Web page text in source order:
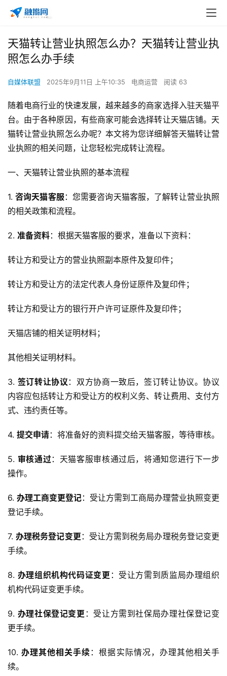
天猫转让营业执照怎么办？天猫转让营业执
照怎么办手续
自媒体联盟 2025年9月11日 上午10:35 电商运营 阅读 63
随着电商行业的快速发展，越来越多的商家选择入驻天猫平
台。由于各种原因，有些商家可能会选择转让天猫店铺。天
猫转让营业执照怎么办呢？本文将为您详细解答天猫转让营
业执照的相关问题，让您轻松完成转让流程。
一、天猫转让营业执照的基本流程
1. 咨询天猫客服：您需要咨询天猫客服，了解转让营业执照
的相关政策和流程。
2. 准备资料：根据天猫客服的要求，准备以下资料：
转让方和受让方的营业执照副本原件及复印件；
转让方和受让方的法定代表人身份证原件及复印件；
转让方和受让方的银行开户许可证原件及复印件；
天猫店铺的相关证明材料；
其他相关证明材料。
3. 签订转让协议 ：双方协商一致后，签订转让协议。协议
内容应包括转让方和受让方的权利义务、转让费用、支付方
式、违约责任等。
4. 提交申请：将准备好的资料提交给天猫客服，等待审核。
5. 审核通过：天猫客服审核通过后，将通知您进行下一步
操作。
6. 办理工商变更登记：受让方需到工商局办理营业执照变更
登记手续。
7. 办理税务登记变更 ：受让方需到税务局办理税务登记变更
手续。
8. 办理组织机构代码证变更 ：受让方需到质监局办理组织
机构代码证变更手续。
9. 办理社保登记变更 ：受让方需到社保局办理社保登记变
更手续。
10. 办理其他相关手续 ：根据实际情况，办理其他相关手
续。